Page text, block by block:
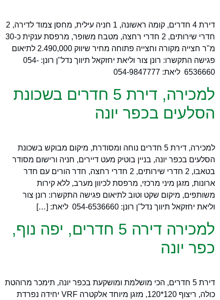
דירת 4 חדרים, קומה ראשונה, 1 חניה עילית, מחסן צמוד לדירה, 2
חדרי שירותים, 2 חדרי רחצה, מטבח משופר, מרפסת ענקית כ-30
מ"ר חצייה מקורה וחצייה פתוחה מחיר שיווק 2.490,000 לתיאום
פגישה התקשרו: רונן צור וליאת יחזקאל תיווך נדל"ן רונן: 054-
6536660 ליאת: 054-9847777
למכירה, דירת 5 חדרים בשכונת
הסלעים בכפר יונה
למכירה, דירת 5 חדרים נוחה ומסודרת, מיקום מבוקש בשכונת
הסלעים בכפר יונה, בניין בוטיק מעט דיירים, חניה ורישום מסודר
בטאבו, 2 חדרי שירותים, 2 חדרי רחצה, חדר הורים עם חדר
ארונות, מזגן מיני מרכזי, מרפסת לכיוון מערב, ללא קירות
משותפים, מיקום שקט וטוב לתיאום פגישה התקשרו: רונן צור
וליאת יחזקאל תיווך נדל"ן רונן: 054-6536660 ליאת: […]
למכירה דירה 5 חדרים, יפה נוף,
כפר יונה
דירת 5 חדרים, הכי מושלמת ומושקעת בכפר יונה, תימכר מרוהטת
כולה, ריצוף 120*120, מזגן מיוחד אלקטרה VRF יחידה נפרדת